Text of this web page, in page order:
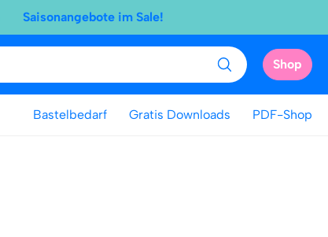
Saisonangebote im Sale!
Shop
Bastelbedarf Gratis Downloads PDF-Shop